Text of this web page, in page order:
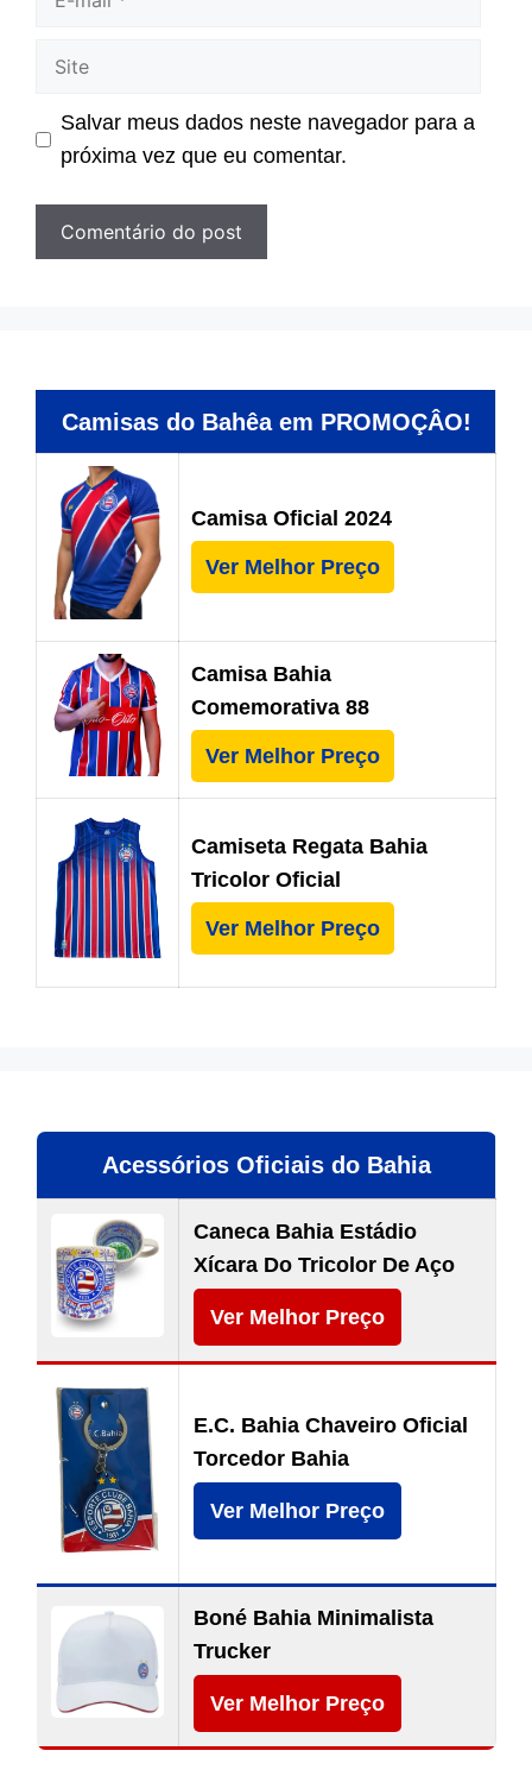
Site
Salvar meus dados neste navegador para a
próxima vez que eu comentar.
Camisas do Bahêa em PROMOÇÂO!
Camisa Oficial 2024
Ver Melhor Preço
Camisa Bahia
Comemorativa 88
Ver Melhor Preço
Camiseta Regata Bahia
Tricolor Oficial
Ver Melhor Preço
Acessórios Oficiais do Bahia
Caneca Bahia Estádio
Xícara Do Tricolor De Aço
Ver Melhor Preço
E.C. Bahia Chaveiro Oficial
Torcedor Bahia
Ver Melhor Preço
Boné Bahia Minimalista
Trucker
Ver Melhor Preço